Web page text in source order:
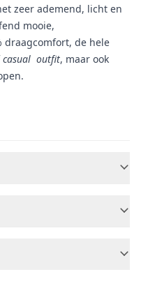
zeer ademend, licht en
mooie,
draagcomfort, de hele
casual outfit, maar ook